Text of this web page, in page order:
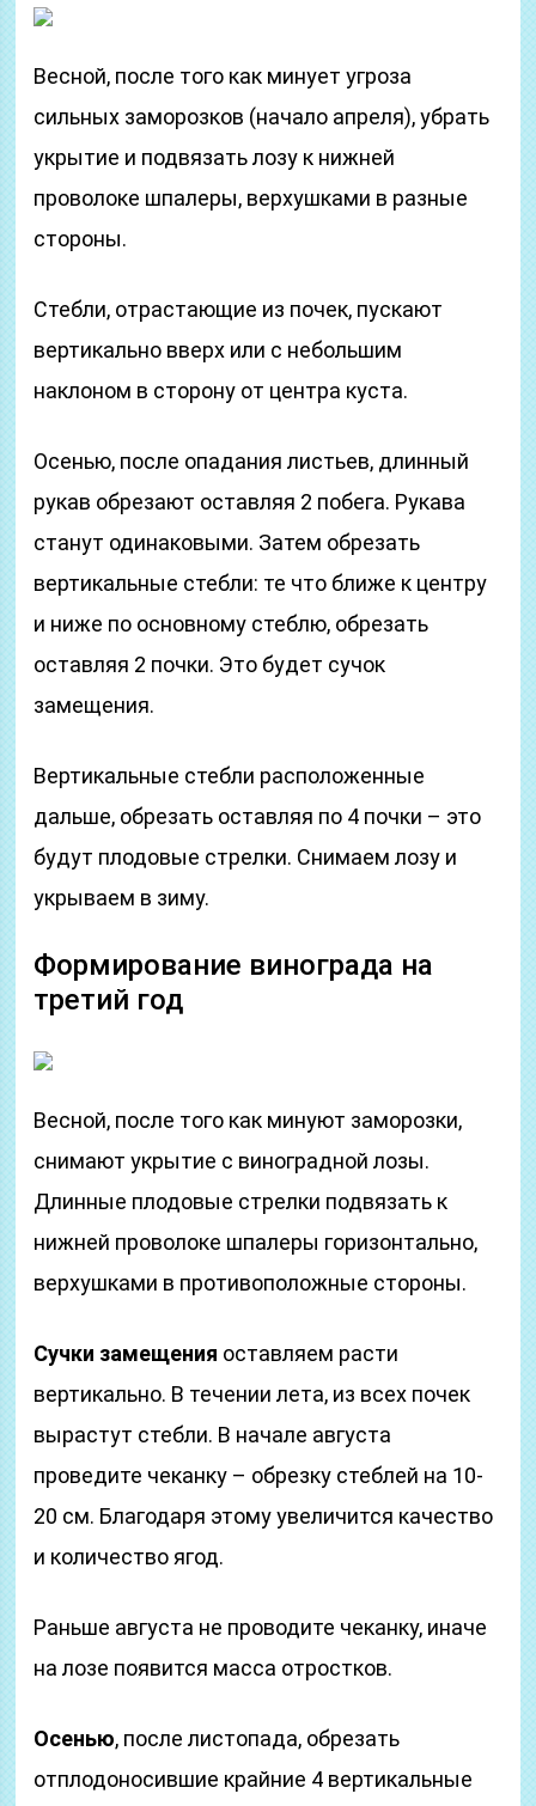
Весной, после того как минует угроза
сильных заморозков (начало апреля), убрать
укрытие и подвязать лозу к нижней
проволоке шпалеры, верхушками в разные
стороны.
Стебли, отрастающие из почек, пускают
вертикально вверх или с небольшим
наклоном в сторону от центра куста.
Осенью, после опадания листьев, длинный
рукав обрезают оставляя 2 побега. Рукава
станут одинаковыми. Затем обрезать
вертикальные стебли: те что ближе к центру
и ниже по основному стеблю, обрезать
оставляя 2 почки. Это будет сучок
замещения.
Вертикальные стебли расположенные
дальше, обрезать оставляя по 4 почки – это
будут плодовые стрелки. Снимаем лозу и
укрываем в зиму.
Формирование винограда на
третий год
Весной, после того как минуют заморозки,
снимают укрытие с виноградной лозы.
Длинные плодовые стрелки подвязать к
нижней проволоке шпалеры горизонтально,
верхушками в противоположные стороны.
Сучки замещения оставляем расти
вертикально. В течении лета, из всех почек
вырастут стебли. В начале августа
проведите чеканку – обрезку стеблей на 10-
20 см. Благодаря этому увеличится качество
и количество ягод.
Раньше августа не проводите чеканку, иначе
на лозе появится масса отростков.
Осенью, после листопада, обрезать
отплодоносившие крайние 4 вертикальные